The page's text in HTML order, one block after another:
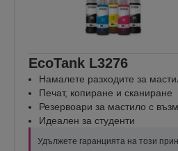
EcoTank L3276
Намалете разходите за
Печат, копиране и сканиране
Резервоари за мастило с
Идеален за студенти
Удължете гаранцията на този